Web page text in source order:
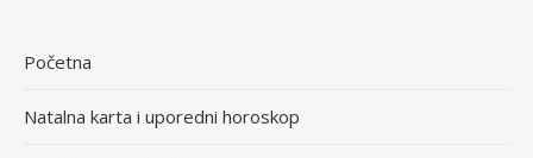
Početna
Natalna karta i uporedni horoskop